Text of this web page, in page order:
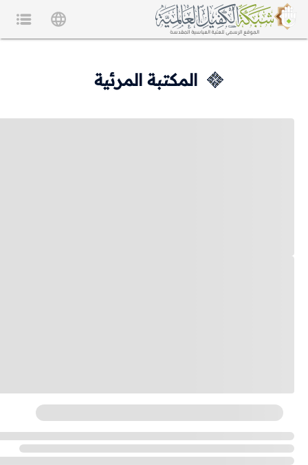
المكتبة المرئية